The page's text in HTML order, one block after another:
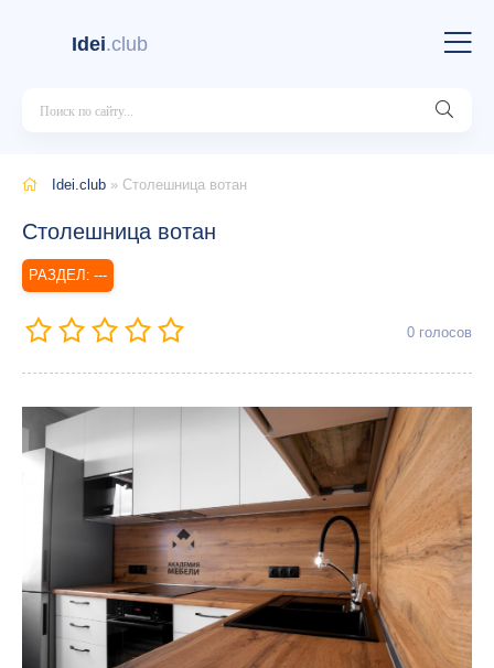
Idei.club
Idei.club » Столешница вотан
Столешница вотан
---
0 голосов